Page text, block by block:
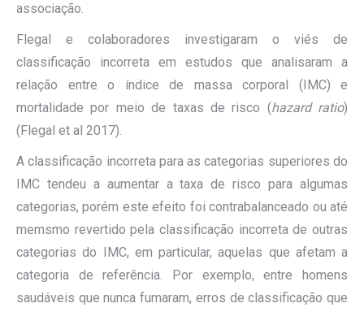
associação.
Flegal e colaboradores investigaram o viés de
classificação incorreta em estudos que analisaram a
relação entre o índice de massa corporal (IMC) e
mortalidade por meio de taxas de risco (hazard ratio)
(Flegal et al 2017).
A classificação incorreta para as categorias superiores do
IMC tendeu a aumentar a taxa de risco para algumas
categorias, porém este efeito foi contrabalanceado ou até
memsmo revertido pela classificação incorreta de outras
categorias do IMC, em particular, aquelas que afetam a
categoria de referência. Por exemplo, entre homens
saudáveis que nunca fumaram, erros de classificação que